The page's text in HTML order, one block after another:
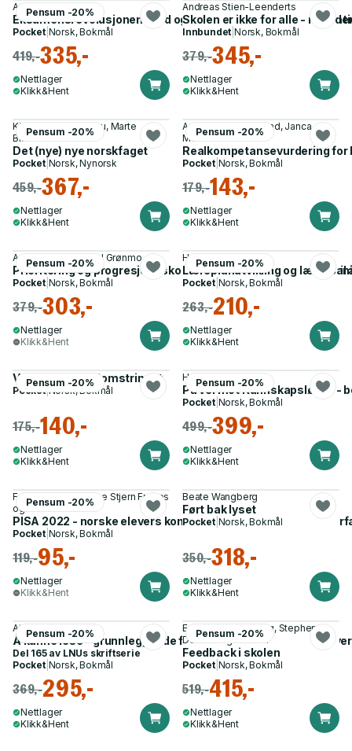
Pensum -20%
Arild Raaheim
Eksamensrevolusjonen - råd og tips om eksamen og
Pocket| Norsk, Bokmål
419,-335,-
Nettlager
Klikk&Hent
Andreas Stien-Leenderts
Skolen er ikke for alle - men
Innbundet |Norsk, Bokmål
379,-345,-
Nettlager
Klikk&Hent
Pensum -20%
Kjersti Rognes Solbu, Marte
Blikstad-Balas
Det (nye) nye norskfaget
Pocket| Norsk, Nynorsk
459,-367,-
Nettlager
Klikk&Hent
Pensum -20%
Anette Lund Follestad, Janca
Molthe van Doorn
Realkompetansevurdering
Pocket| Norsk, Bokmål
179,-143,-
Nettlager
Klikk&Hent
Pensum -20%
Arne Hole, Liv Sissel Grønmo
Prioritering og progresjon i skolematematikken - en nøkkel
Pocket| Norsk, Bokmål
379,-303,-
Nettlager
Klikk&Hent
Pensum -20%
Halvor Bjørnsrud
Læreplanutvikling og
Pocket| Norsk, Bokmål
263,-210,-
Nettlager
Klikk&Hent
Pensum -20%
Valgfag på ungdomstrinnet
Pocket|Norsk, Bokmål
175,-140,-
Nettlager
Klikk&Hent
Pensum -20%
Halvard Hølleland
På vei mot Kunnskapsløftet -
Pocket| Norsk, Bokmål
499,-399,-
Nettlager
Klikk&Hent
Pensum -20%
Fredrik Jensen, Tove Stjern Frønes
og 3 andre
PISA 2022 - norske elevers kompetanse i matematikk,
Pocket| Norsk, Bokmål
119,-95,-
Nettlager
Klikk&Hent
Beate Wangberg
Ført bak lyset
Pocket| Norsk, Bokmål
350,-318,-
Nettlager
Klikk&Hent
Pensum -20%
Atle Skaftun
Å kunne lese - grunnleggende ferdigheter og nasjonale prøver
Del 165 av LNUs skriftserie
Pocket| Norsk, Bokmål
369,-295,-
Nettlager
Klikk&Hent
Pensum -20%
Egil Weider Hartberg, Stephen
Dobson og 1 annen
Feedback i skolen
Pocket| Norsk, Bokmål
519,-415,-
Nettlager
Klikk&Hent